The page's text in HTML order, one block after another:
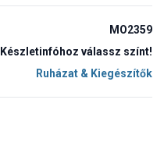
MO2359
Készletinfóhoz válassz színt!
Ruházat & Kiegészítők